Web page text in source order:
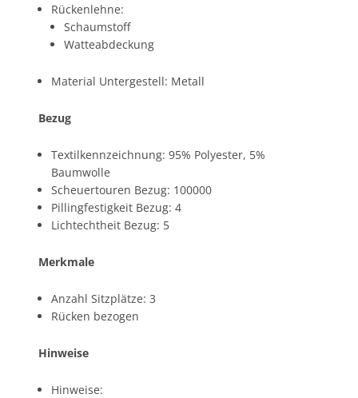
Rückenlehne:
Schaumstoff
Watteabdeckung
Material Untergestell: Metall
Bezug
Textilkennzeichnung: 95% Polyester, 5%
Baumwolle
Scheuertouren Bezug: 100000
Pillingfestigkeit Bezug: 4
Lichtechtheit Bezug: 5
Merkmale
Anzahl Sitzplätze: 3
Rücken bezogen
Hinweise
Hinweise: